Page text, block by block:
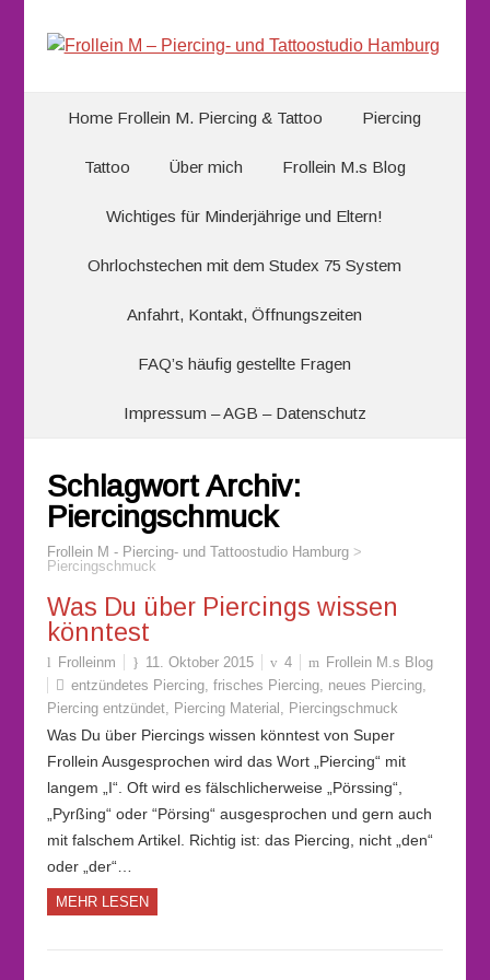
Home Frollein M. Piercing & Tattoo Piercing
Tattoo Über mich Frollein M.s Blog
Wichtiges für Minderjährige und Eltern!
Ohrlochstechen mit dem Studex 75 System
Anfahrt, Kontakt, Öffnungszeiten
FAQ’s häufig gestellte Fragen
Impressum – AGB – Datenschutz
Schlagwort Archiv:
Piercingschmuck
Frollein M - Piercing- und Tattoostudio Hamburg>
Piercingschmuck
Was Du über Piercings wissen
könntest
Frolleinm 11. Oktober 2015 4
Frollein M.s Blog
entzündetes Piercing, frisches Piercing, neues Piercing,
Piercing entzündet, Piercing Material , Piercingschmuck
Was Du über Piercings wissen könntest von Super
Frollein Ausgesprochen wird das Wort „Piercing“ mit
langem „I“. Oft wird es fälschlicherweise „Pörssing“,
„Pyrßing“ oder “Pörsing“ ausgesprochen und gern auch
mit falschem Artikel. Richtig ist: das Piercing, nicht „den“
oder „der“…
MEHR LESEN